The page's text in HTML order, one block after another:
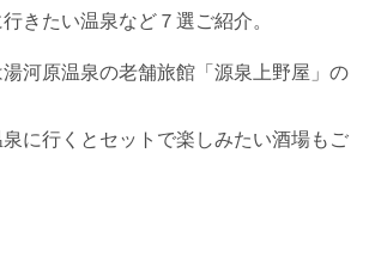
きたい温泉など７選ご紹介。
河原温泉の老舗旅館「源泉上野屋」の
に行くとセットで楽しみたい酒場もご